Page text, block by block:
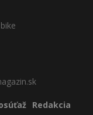
Redakcia